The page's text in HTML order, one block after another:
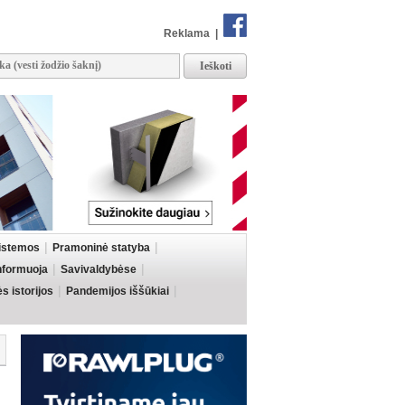
Reklama
Pramoninė statyba
Savivaldybėse
istorijos
Pandemijos iššūkiai